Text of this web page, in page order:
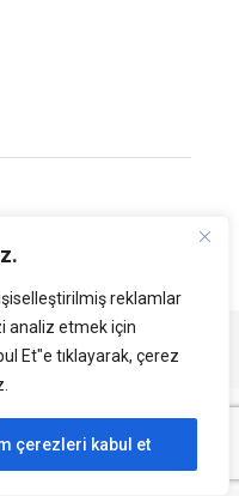
reklamlar
analiz etmek için
Et"e tıklayarak, çerez
çerezleri kabul et
| 2026